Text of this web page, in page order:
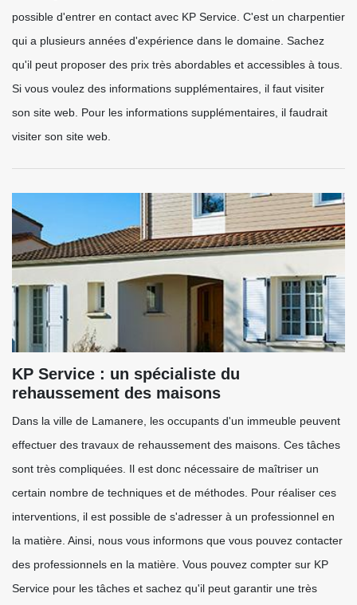
possible d'entrer en contact avec KP Service. C'est un charpentier
qui a plusieurs années d'expérience dans le domaine. Sachez
qu'il peut proposer des prix très abordables et accessibles à tous.
Si vous voulez des informations supplémentaires, il faut visiter
son site web. Pour les informations supplémentaires, il faudrait
visiter son site web.
KP Service : un spécialiste du
rehaussement des maisons
Dans la ville de Lamanere, les occupants d'un immeuble peuvent
effectuer des travaux de rehaussement des maisons. Ces tâches
sont très compliquées. Il est donc nécessaire de maîtriser un
certain nombre de techniques et de méthodes. Pour réaliser ces
interventions, il est possible de s'adresser à un professionnel en
la matière. Ainsi, nous vous informons que vous pouvez contacter
des professionnels en la matière. Vous pouvez compter sur KP
Service pour les tâches et sachez qu'il peut garantir une très